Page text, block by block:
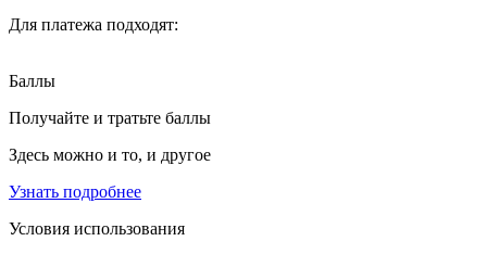
Для платежа подходят:
Баллы
Получайте и тратьте баллы
Здесь можно и то, и другое
Узнать подробнее
Условия использования